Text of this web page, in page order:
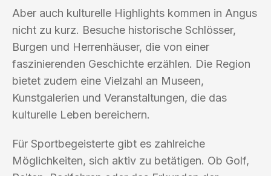
Aber auch kulturelle Highlights kommen in Angus
nicht zu kurz. Besuche historische Schlösser,
Burgen und Herrenhäuser, die von einer
faszinierenden Geschichte erzählen. Die Region
bietet zudem eine Vielzahl an Museen,
Kunstgalerien und Veranstaltungen, die das
kulturelle Leben bereichern.
Für Sportbegeisterte gibt es zahlreiche
Möglichkeiten, sich aktiv zu betätigen. Ob Golf,